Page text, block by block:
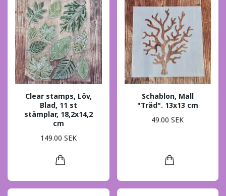
Clear stamps, Löv,
Blad, 11 st
stämplar, 18,2x14,2
cm
149.00 SEK
Schablon, Mall
"Träd". 13x13 cm
49.00 SEK